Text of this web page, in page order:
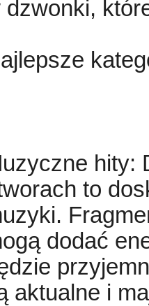
dzwonki,
hity:
to
dodać
aktualne i